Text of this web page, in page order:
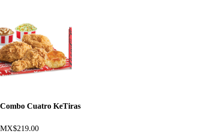
Combo Cuatro KeTiras
MX$219.00